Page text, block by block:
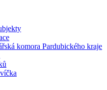
komora Pardubického kraje